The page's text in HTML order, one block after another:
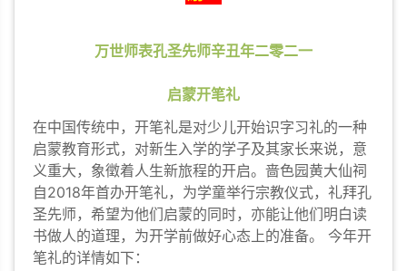
万世师表孔圣先师辛丑年二零二一
启蒙开笔礼
在中国传统中，开笔礼是对少儿开始识字习礼的一种
启蒙教育形式，对新生入学的学子及其家长来说，意
义重大，象徵着人生新旅程的开启。啬色园黄大仙祠
自2018年首办开笔礼，为学童举行宗教仪式，礼拜孔
圣先师，希望为他们启蒙的同时，亦能让他们明白读
书做人的道理，为开学前做好心态上的准备。 今年开
笔礼的详情如下：